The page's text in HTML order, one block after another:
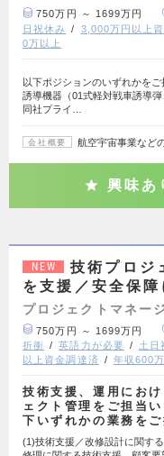
750万円 ～ 1699万円
日祝休み
3,000万円以上
0万以上
以下ポジションのいずれかを
誘導機器（01式軽対戦車誘導弾
同社プライ…
会社概要 航空宇宙事業など
興味あ
NEW
技術プロジ
を支援／安全保障
プロジェクトマネー
750万円 ～ 1699万円
折衝
英語力が必要 土日
以上資金調達済
年収600
技術支援、運用にお
ェクト管理をご担当
下いずれかの業務を
(1)技術支援／改修設計に関す